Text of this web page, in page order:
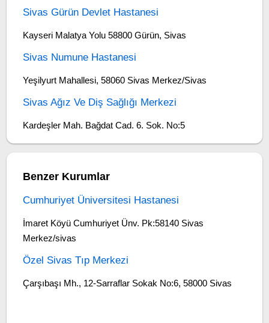
Sivas Gürün Devlet Hastanesi
Kayseri Malatya Yolu 58800 Gürün, Sivas
Sivas Numune Hastanesi
Yeşilyurt Mahallesi, 58060 Sivas Merkez/Sivas
Sivas Ağız Ve Diş Sağlığı Merkezi
Kardeşler Mah. Bağdat Cad. 6. Sok. No:5
Benzer Kurumlar
Cumhuriyet Üniversitesi Hastanesi
İmaret Köyü Cumhuriyet Ünv. Pk:58140 Sivas
Merkez/sivas
Özel Sivas Tıp Merkezi
Çarşıbaşı Mh., 12-Sarraflar Sokak No:6, 58000 Sivas